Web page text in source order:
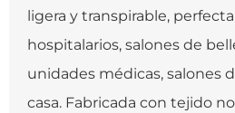
ligera y transpirable,
hospitalarios, salones de
unidades médicas, salones
casa. Fabricada con tejido